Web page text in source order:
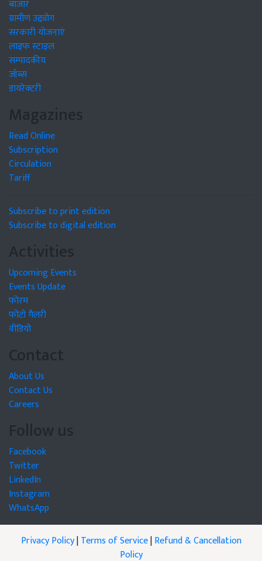
बाजार
ग्रामीण उद्द्योग
सरकारी योजनाएं
लाइफ स्टाइल
सम्पादकीय
जॉब्स
डायरेक्टरी
Magazines
Read Online
Subscription
Circulation
Tariff
Subscribe to print edition
Subscribe to digital edition
Activities
Upcoming Events
Events Update
फोरम
फोटो गैलरी
वीडियो
Contact
About Us
Contact Us
Careers
Follow us
Facebook
Twitter
LinkedIn
Instagram
WhatsApp
Privacy Policy|Terms of Service|Refund & Cancellation
Policy